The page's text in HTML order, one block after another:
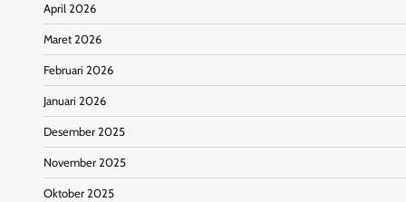
April 2026
Maret 2026
Februari 2026
Januari 2026
Desember 2025
November 2025
Oktober 2025